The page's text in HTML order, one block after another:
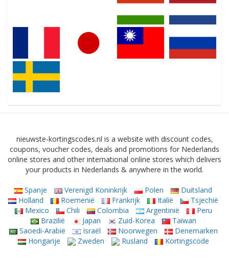
nieuwste-kortingscodes.nl is a website with discount codes,
coupons, voucher codes, deals and promotions for Nederlands
online stores and other international online stores which delivers
your products in Nederlands & anywhere in the world.
Spanje Verenigd Koninkrijk Polen
Duitsland
Holland
Roemenië Frankrijk Italië
Tsjechië
Mexico
Chili Colombia Argentinië
Peru
Brazilië
Japan Zuid-Korea
Taiwan
Saoedi-Arabië
Israël Noorwegen
Denemarken
Hongarije
Zweden Rusland Kortingscode